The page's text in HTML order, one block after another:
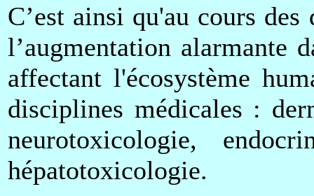
C’est ainsi qu'au cours des
l’augmentation alarmante
affectant l'écosystème
disciplines médicales :
neurotoxicologie,
hépatotoxicologie.